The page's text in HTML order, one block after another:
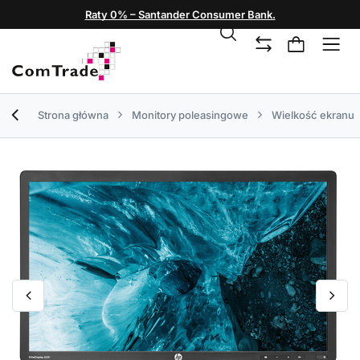
Raty 0% – Santander Consumer Bank.
Strona główna Monitory poleasingowe Wielkość ekranu